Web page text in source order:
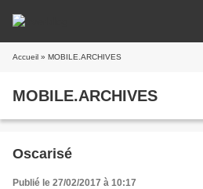
Accueil » MOBILE.ARCHIVES
MOBILE.ARCHIVES
Oscarisé
Publié le 27/02/2017 à 10:17